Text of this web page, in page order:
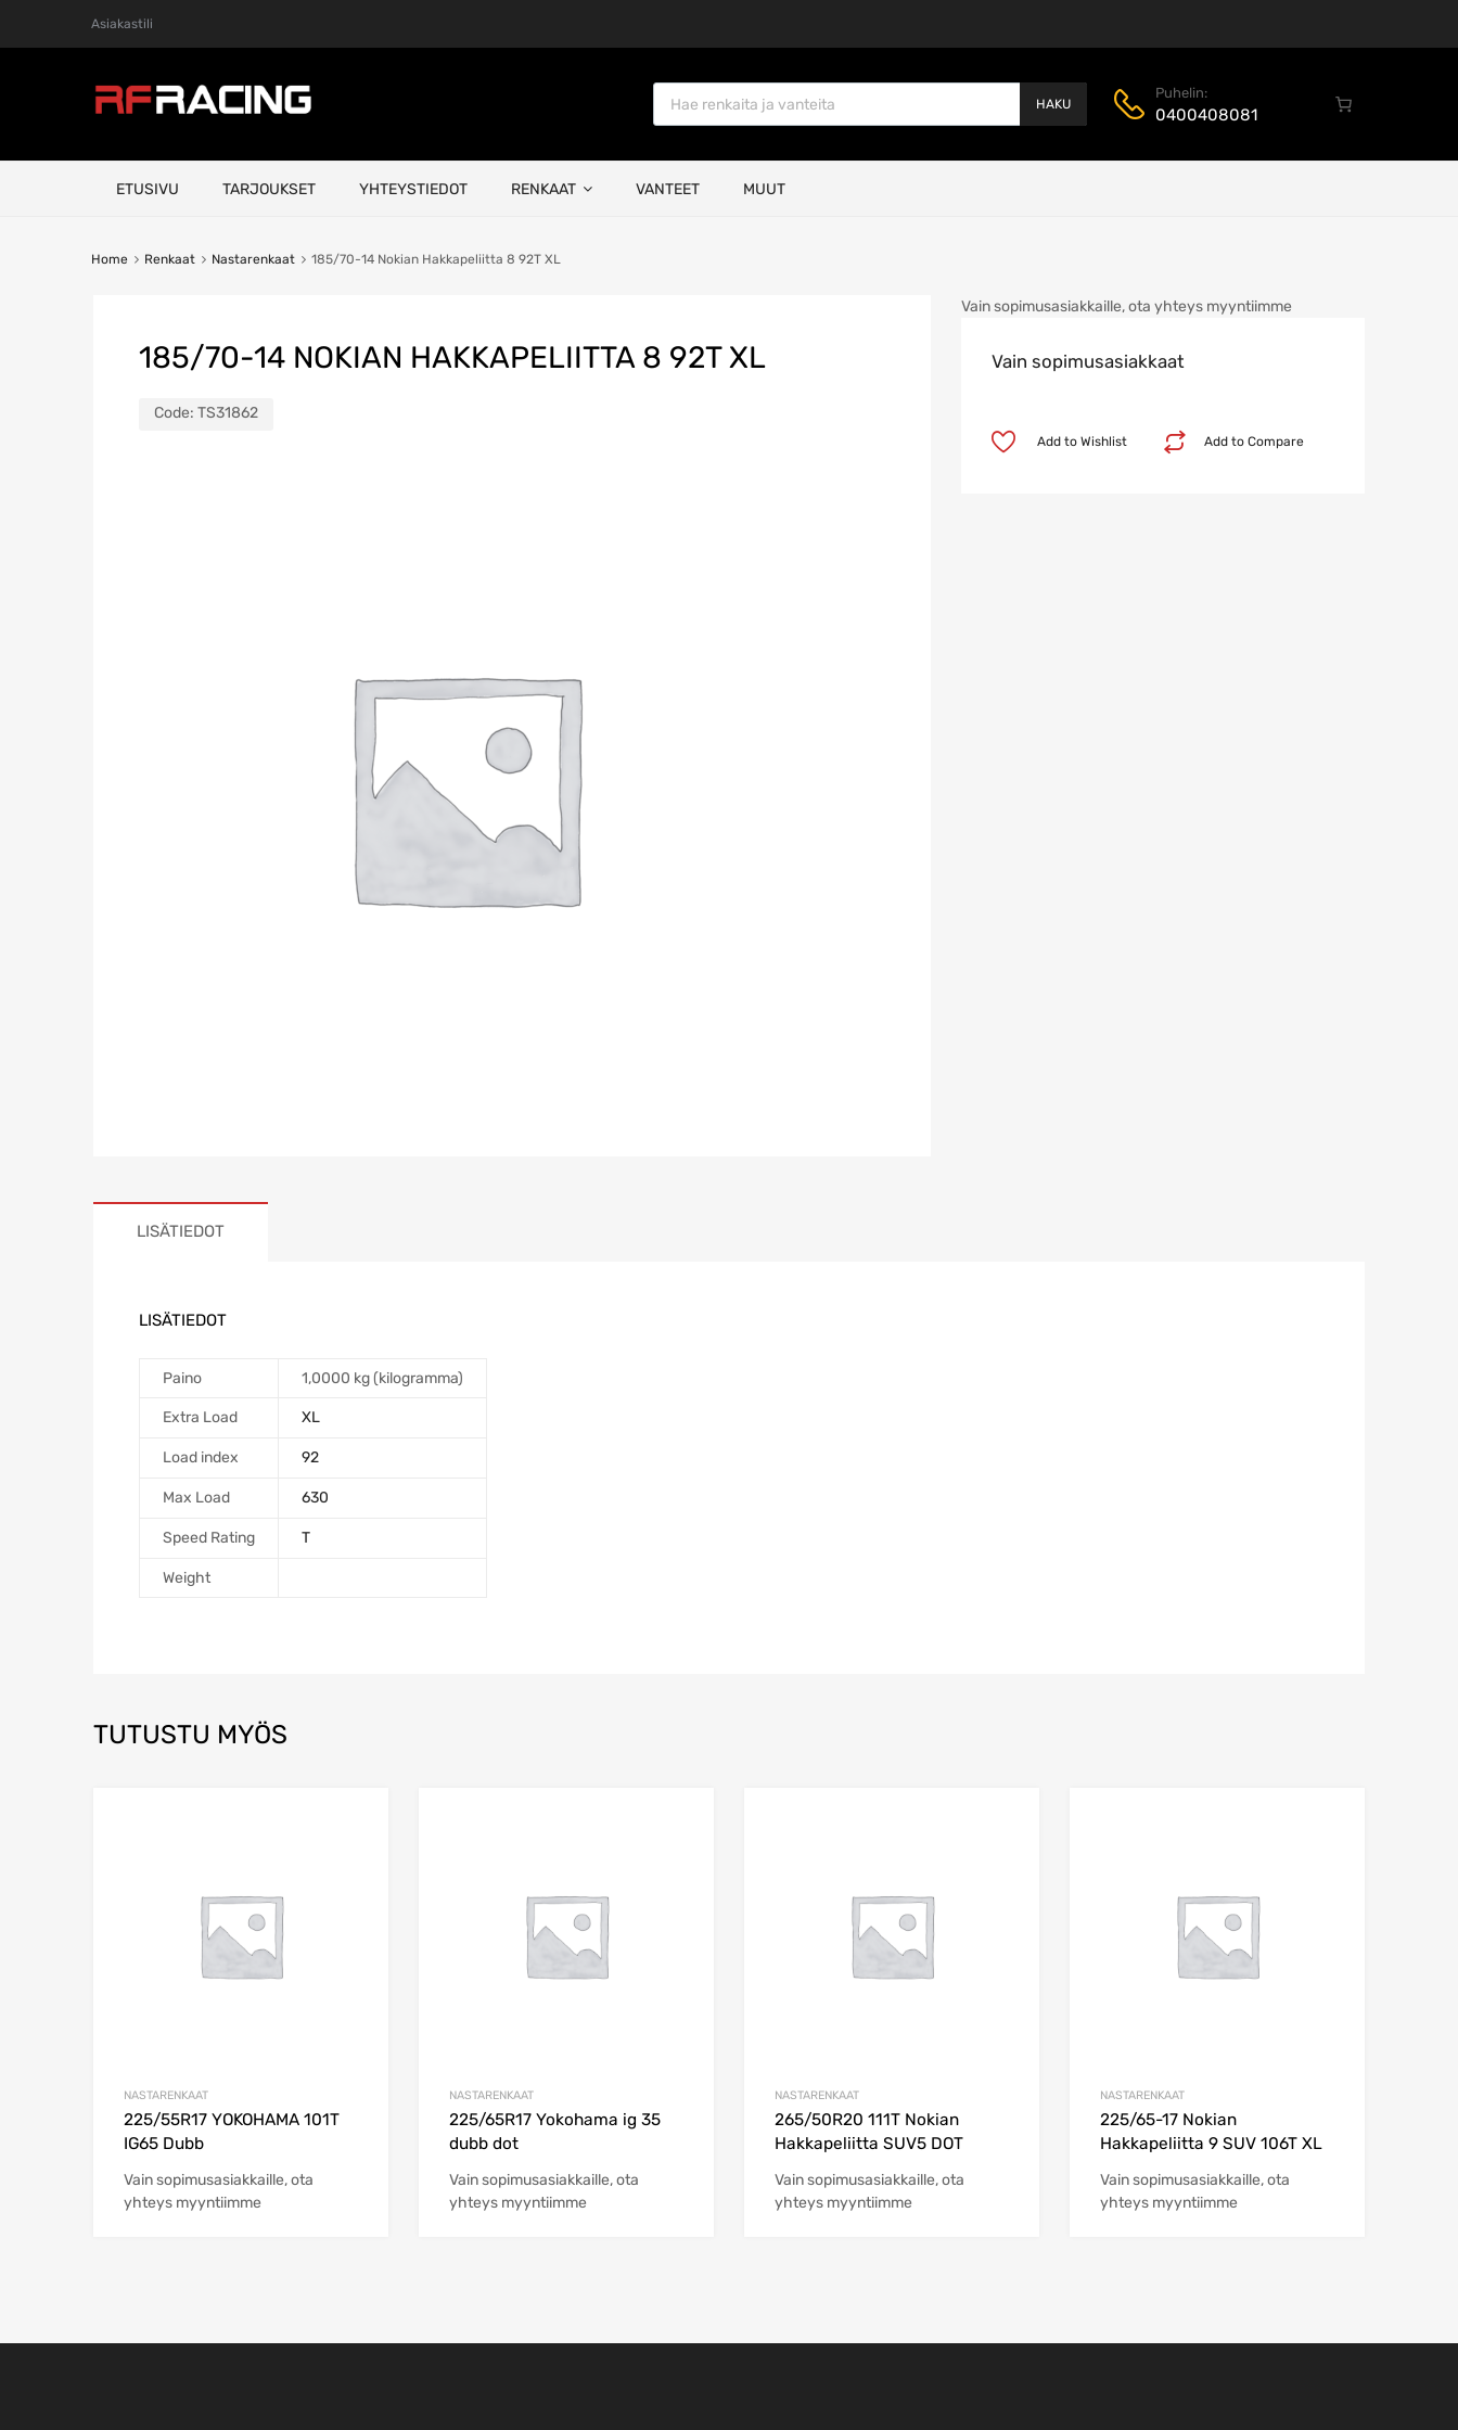
Asiakastili
Products search
HAKU
Puhelin:
0400408081
ETUSIVU TARJOUKSET YHTEYSTIEDOT RENKAAT VANTEET MUUT
Home Renkaat Nastarenkaat 185/70-14 Nokian Hakkapeliitta 8 92T XL
185/70-14 NOKIAN HAKKAPELIITTA 8 92T XL
Code: TS31862
Vain sopimusasiakkaille, ota yhteys myyntiimme
Vain sopimusasiakkaat
Add to Compare
Add to Wishlist
LISÄTIEDOT
LISÄTIEDOT
Paino 1,0000 kg (kilogramma)
Extra Load XL
Load index 92
Max Load 630
Speed Rating T
Weight
TUTUSTU MYÖS
NASTARENKAAT
225/55R17 YOKOHAMA 101T
IG65 Dubb
Vain sopimusasiakkaille, ota
yhteys myyntiimme
NASTARENKAAT
225/65R17 Yokohama ig 35
dubb dot
Vain sopimusasiakkaille, ota
yhteys myyntiimme
NASTARENKAAT
265/50R20 111T Nokian
Hakkapeliitta SUV5 DOT
Vain sopimusasiakkaille, ota
yhteys myyntiimme
NASTARENKAAT
225/65-17 Nokian
Hakkapeliitta 9 SUV 106T XL
Vain sopimusasiakkaille, ota
yhteys myyntiimme